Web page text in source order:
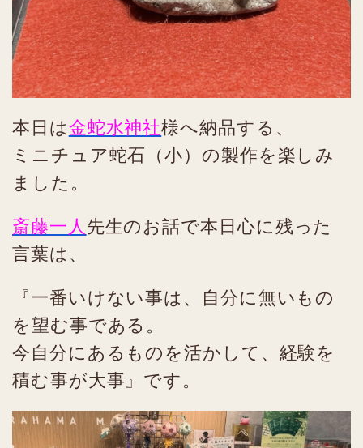
本日は金蛇水神社様へ納品する、
ミニチュア蛇石（小）の製作を楽しみ
ました。
斎藤一人先生のお話で本日心に残った
言葉は、
『一番いけない事は、自分に無いもの
を望む事である。
今自分にあるものを活かして、経験を
積む事が大事』です。